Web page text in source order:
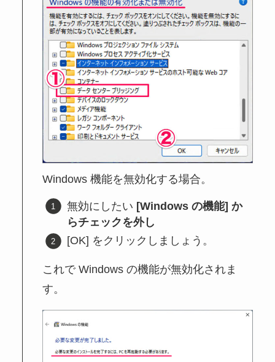
Windows 機能を無効化する場合。
無効にしたい [Windows の機能] か
らチェックを外し
[OK] をクリックしましょう。
これで Windows の機能が無効化されま
す。